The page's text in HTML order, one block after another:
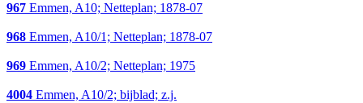
967 Emmen, A10; Netteplan; 1878-07
968 Emmen, A10/1; Netteplan; 1878-07
969 Emmen, A10/2; Netteplan; 1975
4004 Emmen, A10/2; bijblad; z.j.